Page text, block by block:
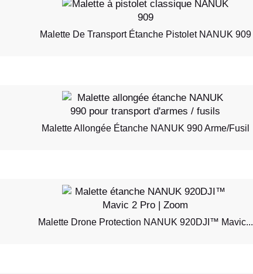
Malette De Transport Étanche Pistolet NANUK 909
Malette Allongée Étanche NANUK 990 Arme/fusil
Malette Drone Protection NANUK 920DJI™ Mavic...